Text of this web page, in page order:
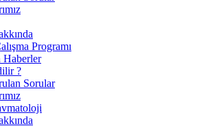
Programı
?
Sorular